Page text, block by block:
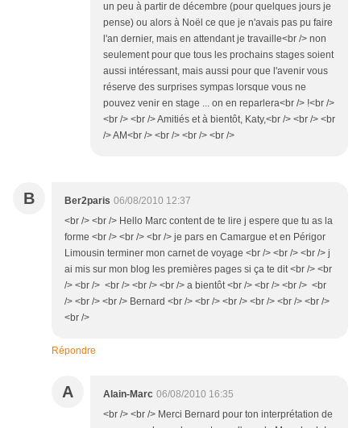
un peu à partir de décembre (pour quelques jours je
pense) ou alors à Noël ce que je n'avais pas pu faire
l'an dernier, mais en attendant je travaille<br /> non
seulement pour que tous les prochains stages soient
aussi intéressant, mais aussi pour que l'avenir vous
réserve des surprises sympas lorsque vous ne
pouvez venir en stage ... on en reparlera<br /> !<br />
<br /> <br /> Amitiés et à bientôt, Katy,<br /> <br /> <br
/> AM<br /> <br /> <br /> <br />
B Ber2paris 06/08/2010 12:37
<br /> <br /> Hello Marc content de te lire j espere que tu as la
forme <br /> <br /> <br /> je pars en Camargue et en Périgor
Limousin terminer mon carnet de voyage <br /> <br /> <br /> j
ai mis sur mon blog les premières pages si ça te dit <br /> <br
/> <br /> <br /> <br /> <br /> a bientôt <br /> <br /> <br /> <br
/> <br /> <br /> Bernard <br /> <br /> <br /> <br /> <br /> <br />
<br />
Répondre
A Alain-Marc 06/08/2010 16:35
<br /> <br /> Merci Bernard pour ton interprétation de